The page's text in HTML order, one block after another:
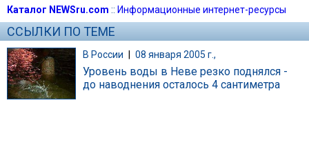
Каталог NEWSru.com :: Информационные интернет-ресурсы
ССЫЛКИ ПО ТЕМЕ
В России | 08 января 2005 г.,
Уровень воды в Неве резко поднялся -
до наводнения осталось 4 сантиметра